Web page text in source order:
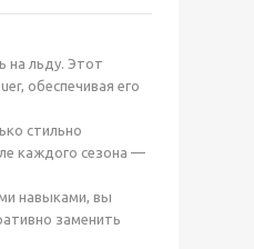
на льду. Этот
обеспечивая его
стильно
каждого сезона —
навыками, вы
заменить